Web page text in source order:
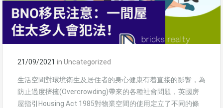
21/09/2021 in Uncategorized
生活空間對環境衛生及居住者的身心健康有着直接的影響，為
防止過度擠擁(Overcrowding)帶來的各種社會問題，英國房
屋指引Housing Act 1985對物業空間的使用定立了不同的條